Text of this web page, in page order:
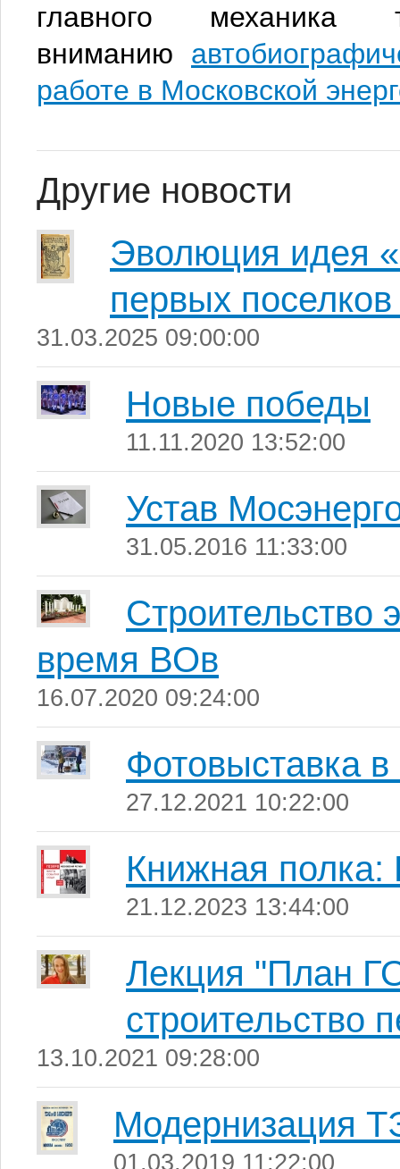
главного механика
вниманию
работе в Московской
Другие новости
Эволюция идея
первых
31.03.2025 09:00:00
Новые победы
11.11.2020 13:52:00
Устав
31.05.2016 11:33:00
Строительство
время ВОв
16.07.2020 09:24:00
Фотовыставка
27.12.2021 10:22:00
Книжная
21.12.2023 13:44:00
Лекция "План
строительство
13.10.2021 09:28:00
Модернизация
01.03.2019 11:22:00